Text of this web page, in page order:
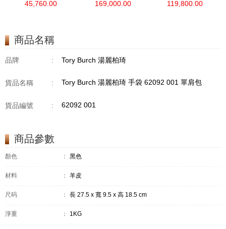
精鋼 Nekton Edition
45,760.00
0002 18kt玫瑰金/鋼
169,000.00
精鋼 單紅
119,800.00
商品名稱
品牌 : Tory Burch 湯麗柏琦
貨品名稱 : Tory Burch 湯麗柏琦 手袋 62092 001 單肩包
貨品編號 : 62092 001
商品參數
顏色 ： 黑色
材料 ： 羊皮
尺码 ： 長 27.5 x 寬 9.5 x 高 18.5 cm
淨重 ： 1KG